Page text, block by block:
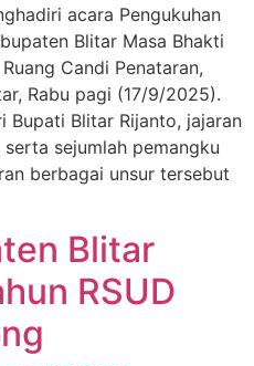
acara Pengukuhan
Blitar Masa Bhakti
Candi Penataran,
Rabu pagi (17/9/2025).
Blitar Rijanto, jajaran
sejumlah pemangku
berbagai unsur tersebut
Blitar
RSUD